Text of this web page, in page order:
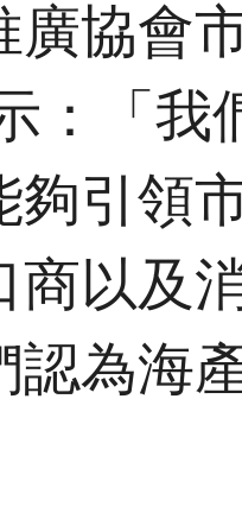
協會
：「
夠引領
商以及
認為海